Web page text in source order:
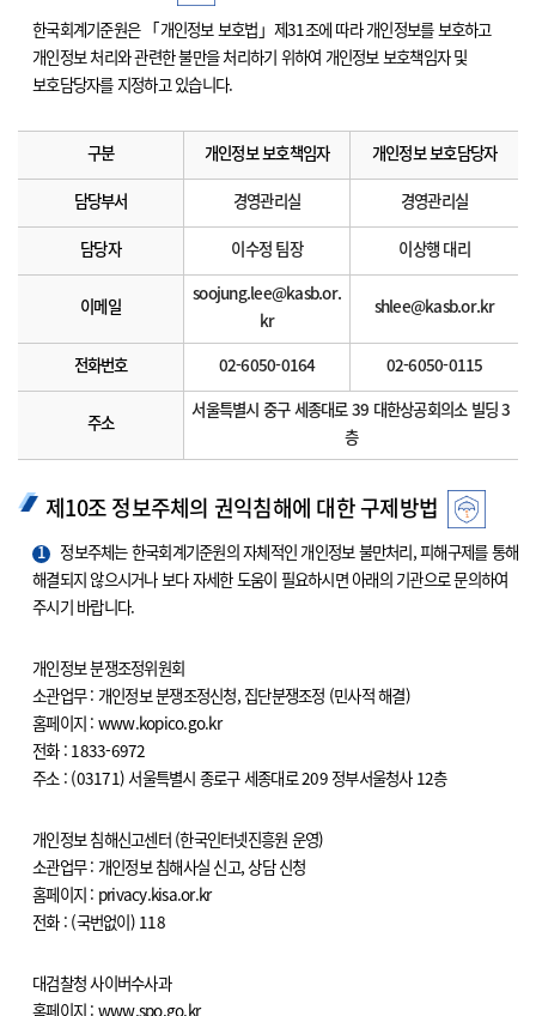
한국회계기준원은 「개인정보 보호법」제31조에 따라 개인정보를 보호하고
개인정보 처리와 관련한 불만을 처리하기 위하여 개인정보 보호책임자 및
보호담당자를 지정하고 있습니다.
구분 개인정보 보호책임자 개인정보 보호담당자
담당부서 경영관리실 경영관리실
담당자 이수정 팀장 이상행 대리
이메일
soojung.lee@kasb.or.
kr
shlee@kasb.or.kr
전화번호 02-6050-0164 02-6050-0115
주소
서울특별시 중구 세종대로 39 대한상공회의소 빌딩 3
층
제10조 정보주체의 권익침해에 대한 구제방법
1
정보주체는 한국회계기준원의 자체적인 개인정보 불만처리, 피해구제를 통해
해결되지 않으시거나 보다 자세한 도움이 필요하시면 아래의 기관으로 문의하여
주시기 바랍니다.
개인정보 분쟁조정위원회
소관업무 : 개인정보 분쟁조정신청, 집단분쟁조정 (민사적 해결)
홈페이지 : www.kopico.go.kr
전화 : 1833-6972
주소 : (03171) 서울특별시 종로구 세종대로 209 정부서울청사 12층
개인정보 침해신고센터 (한국인터넷진흥원 운영)
소관업무 : 개인정보 침해사실 신고, 상담 신청
홈페이지 : privacy.kisa.or.kr
전화 : (국번없이) 118
대검찰청 사이버수사과
홈페이지 : www.spo.go.kr